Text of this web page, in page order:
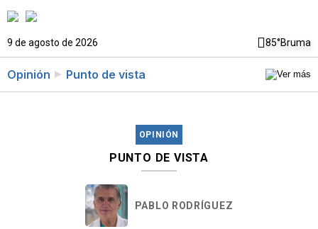
9 de agosto de 2026 85°Bruma
Opinión Punto de vista
OPINIÓN
PUNTO DE VISTA
PABLO RODRÍGUEZ